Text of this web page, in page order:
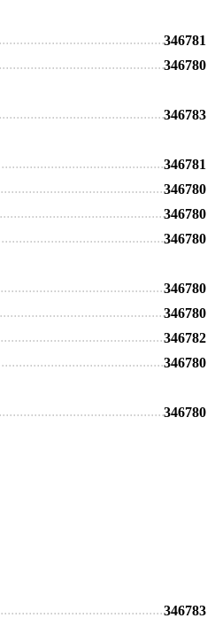
346781
346780
346783
346781
346780
346780
346780
346780
346780
346782
346780
346780
346783